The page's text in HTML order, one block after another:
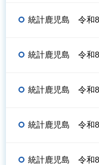
統計鹿児島 令和
統計鹿児島 令和
統計鹿児島 令和
統計鹿児島 令和
統計鹿児島 令和